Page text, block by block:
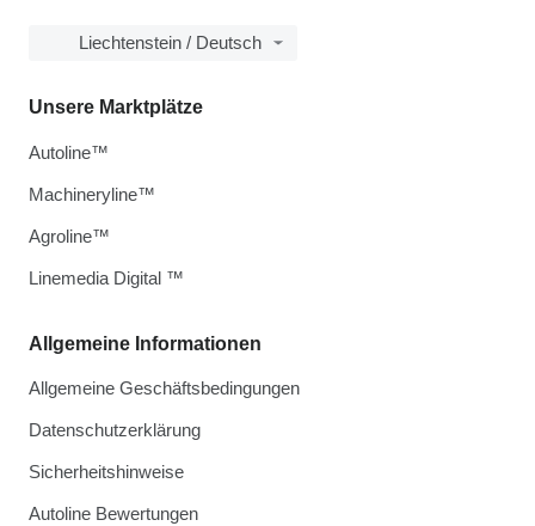
Liechtenstein / Deutsch
Allgemeine Informationen
Allgemeine Geschäftsbedingungen
Datenschutzerklärung
Sicherheitshinweise
Autoline Bewertungen
Unsere Marktplätze
Autoline™
Machineryline™
Agroline™
Linemedia Digital ™